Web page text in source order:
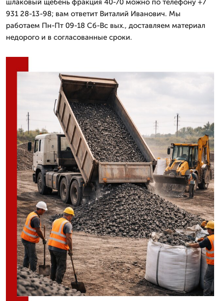
шлаковый щебень фракция 40-70 можно по телефону +7
931 28-13-98; вам ответит Виталий Иванович. Мы
работаем Пн-Пт 09-18 Сб-Вс вых., доставляем материал
недорого и в согласованные сроки.